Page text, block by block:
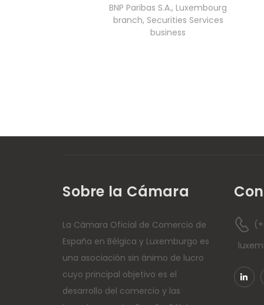
BNP Paribas S.A., Luxembourg
branch, Securities Services
business
Sobre la Cámara
La Cámara Oficial de Comercio de
España en Bélgica y Luxemburgo es
una asociación sin ánimo de lucro
cuyo principal objetivo es el
desarrollo del comercio y las